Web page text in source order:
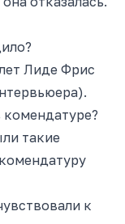
Лиде Фрис
ера).
такие
к